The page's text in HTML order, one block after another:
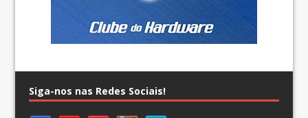
Siga-nos nas Redes Sociais!